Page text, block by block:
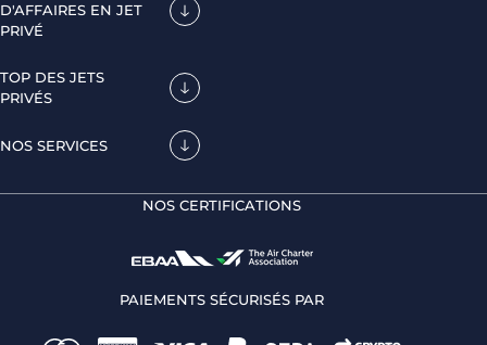
D'AFFAIRES EN JET
PRIVÉ
TOP DES JETS
PRIVÉS
NOS SERVICES
NOS CERTIFICATIONS
PAIEMENTS SÉCURISÉS PAR